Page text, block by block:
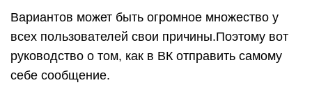
Вариантов может быть огромное множество у
всех пользователей свои причины.Поэтому вот
руководство о том, как в ВК отправить самому
себе сообщение.